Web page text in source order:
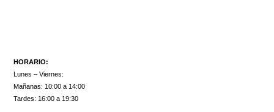
HORARIO:
Lunes – Viernes:
Mañanas: 10:00 a 14:00
Tardes: 16:00 a 19:30